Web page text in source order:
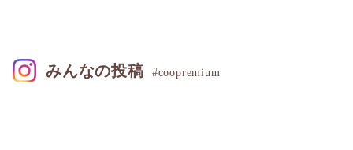
みんなの投稿 #coopremium